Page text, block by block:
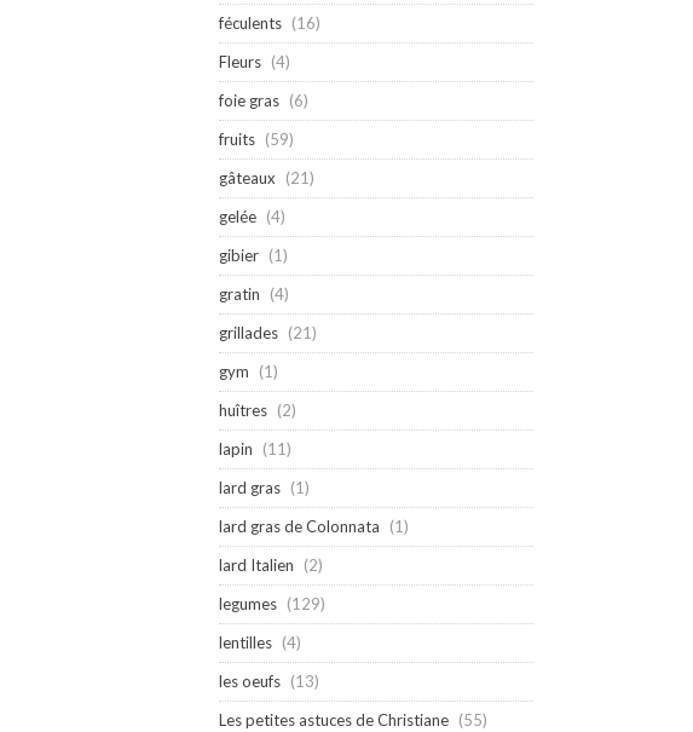
féculents (16)
Fleurs (4)
foie gras (6)
fruits (59)
gâteaux
(21)
gelée (4)
gibier (1)
gratin
(4)
grillades (21)
gym
(1)
huîtres (2)
lapin
(11)
lard gras (1)
lard gras de Colonnata
(1)
lard Italien
(2)
legumes (129)
lentilles (4)
les oeufs (13)
Les petites astuces de Christiane (55)